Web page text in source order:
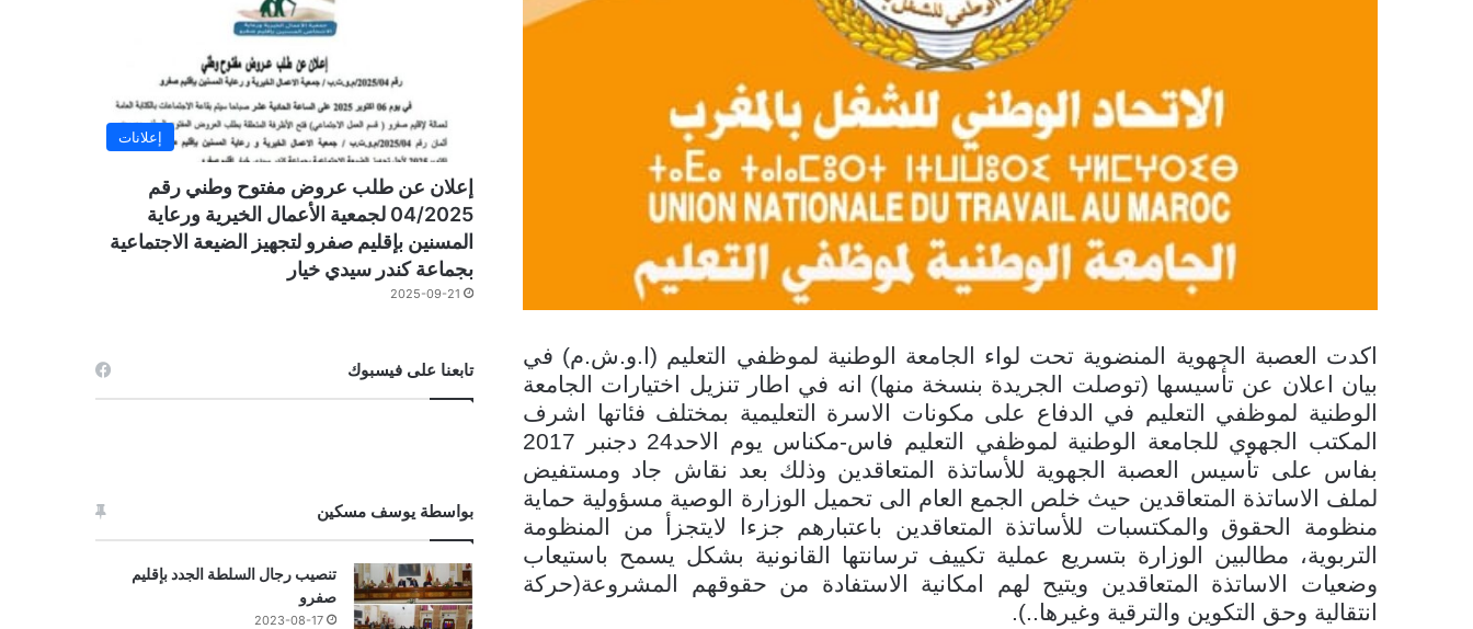
اكدت العصبة الجهوية المنضوية تحت لواء الجامعة الوطنية لموظفي التعليم (ا.و.ش.م) في
بيان اعلان عن تأسيسها (توصلت الجريدة بنسخة منها) انه في اطار تنزيل اختيارات الجامعة
الوطنية لموظفي التعليم في الدفاع على مكونات الاسرة التعليمية بمختلف فئاتها اشرف
المكتب الجهوي للجامعة الوطنية لموظفي التعليم فاس-مكناس يوم الاحد24 دجنبر 2017
بفاس على تأسيس العصبة الجهوية للأساتذة المتعاقدين وذلك بعد نقاش جاد ومستفيض
لملف الاساتذة المتعاقدين حيث خلص الجمع العام الى تحميل الوزارة الوصية مسؤولية حماية
منظومة الحقوق والمكتسبات للأساتذة المتعاقدين باعتبارهم جزءا لايتجزأ من المنظومة
التربوية، مطالبين الوزارة بتسريع عملية تكييف ترسانتها القانونية بشكل يسمح باستيعاب
وضعيات الاساتذة المتعاقدين ويتيح لهم امكانية الاستفادة من حقوقهم المشروعة(حركة
انتقالية وحق التكوين والترقية وغيرها..).
إعلانات
إعلان عن طلب عروض مفتوح وطني رقم
04/2025 لجمعية الأعمال الخيرية ورعاية
المسنين بإقليم صفرو لتجهيز الضيعة الاجتماعية
بجماعة كندر سيدي خيار
2025-09-21
تابعنا على فيسبوك
بواسطة يوسف مسكين
تنصيب رجال السلطة الجدد بإقليم
صفرو
2023-08-17